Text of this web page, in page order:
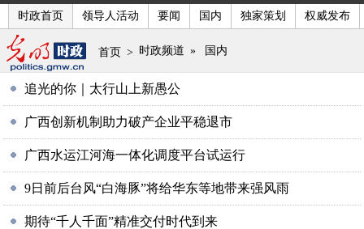
时政首页 领导人活动 要闻 国内 独家策划 权威发布
首页 > 时政频道 » 国内
追光的你｜太行山上新愚公
广西创新机制助力破产企业平稳退市
广西水运江河海一体化调度平台试运行
9日前后台风“白海豚”将给华东等地带来强风雨
期待“千人千面”精准交付时代到来